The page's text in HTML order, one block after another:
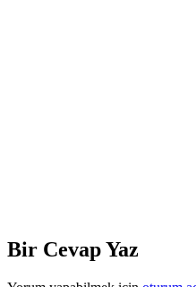
Bir Cevap Yaz